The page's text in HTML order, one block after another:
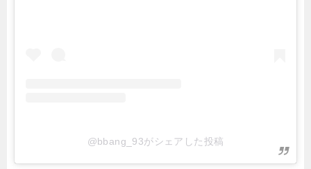
@bbang_93がシェアした投稿